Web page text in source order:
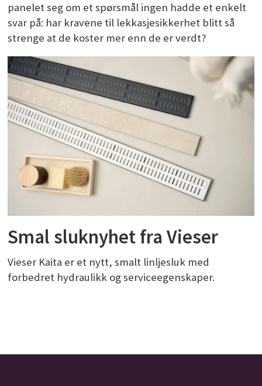
panelet seg om et spørsmål ingen hadde et enkelt
svar på: har kravene til lekkasjesikkerhet blitt så
strenge at de koster mer enn de er verdt?
Smal sluknyhet fra Vieser
Vieser Kaita er et nytt, smalt linljesluk med
forbedret hydraulikk og serviceegenskaper.